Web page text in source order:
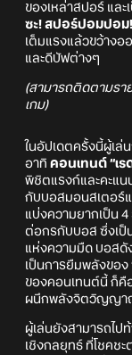
ของเหล่าสปอร์ แล
ซะ! สปอร์ปอมปอม
เต็มแรงแล้วขว้างอ
และดีบัฟต่างๆ
(สามารถติดตามรา
เกม)
ในอัปเดตครั้งนี้ผู้เ
อาทิ คอนเทนต์ “เ
พิชิตแรงก์และคะแน
กับบอสมอนสเตอร์แ
แบ่งความยากเป็น
ต่อกรกับบอส ซึ่งเป็
แห่งความมืด บอสดั
เป็นการยืมพลังของ
ของคอนเทนต์นี้ ก็
ผนึกพลังจิตวิญญ
ผู้เล่นยังสามารถไปท้
เชิงกลยุทธ์ ที่โชคชะ